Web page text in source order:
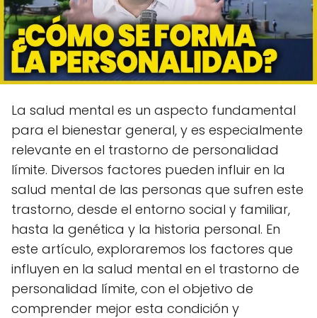
La salud mental es un aspecto fundamental
para el bienestar general, y es especialmente
relevante en el trastorno de personalidad
límite. Diversos factores pueden influir en la
salud mental de las personas que sufren este
trastorno, desde el entorno social y familiar,
hasta la genética y la historia personal. En
este artículo, exploraremos los factores que
influyen en la salud mental en el trastorno de
personalidad límite, con el objetivo de
comprender mejor esta condición y